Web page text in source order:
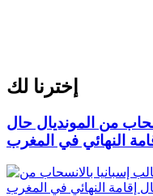
إخترنا لك
من المونديال حال
النهائي في المغرب